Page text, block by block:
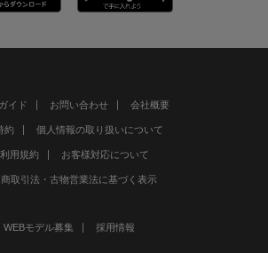
イド お問い合わせ 会社概要
約 個人情報の取り扱いについて
用規約 お客様対応について
取引法・古物営業法に基づく表示
WEBモデル募集 採用情報